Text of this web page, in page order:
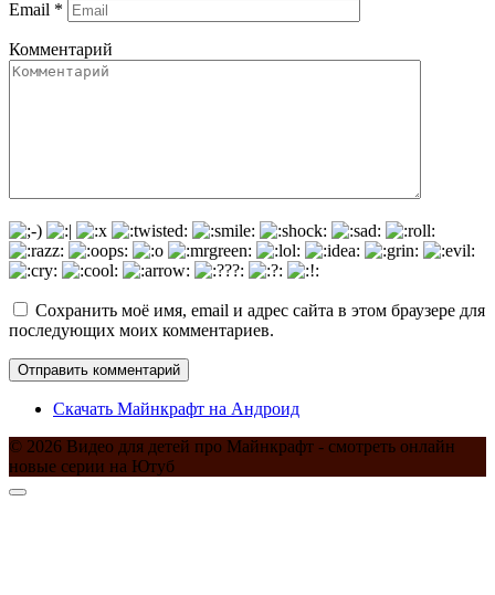
Email *
Комментарий
Сохранить моё имя, email и адрес сайта в этом браузере для
последующих моих комментариев.
Скачать Майнкрафт на Андроид
© 2026 Видео для детей про Майнкрафт - смотреть онлайн
новые серии на Ютуб